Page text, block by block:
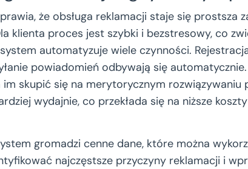
że obsługa reklamacji staje się prostsza
klienta proces jest szybki i bezstresowy, co
automatyzuje wiele czynności.
powiadomień odbywają się
skupić się na merytorycznym rozwiązywaniu
wydajnie, co przekłada się na niższe
gromadzi cenne dane, które można
najczęstsze przyczyny reklamacji i